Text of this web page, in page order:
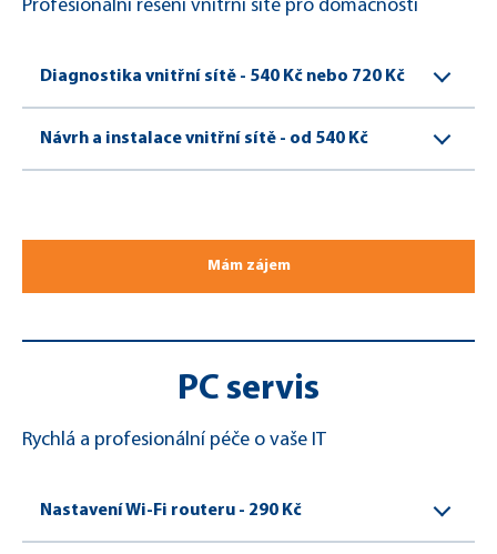
Profesionální řešení vnitřní sítě pro domácnosti
Diagnostika vnitřní sítě - 540 Kč nebo 720 Kč
Návrh a instalace vnitřní sítě - od 540 Kč
Mám zájem
PC servis
Rychlá a profesionální péče o vaše IT
Nastavení Wi-Fi routeru - 290 Kč